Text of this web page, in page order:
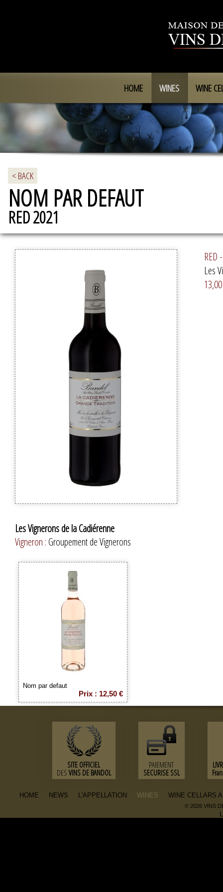
HOME WINES WINE
< BACK
NOM PAR DEFAUT
RED 2021
RED
Les
Les Vignerons de la Cadiérenne
Vigneron : Groupement de Vignerons
Nom par defaut
Prix : 12,50 €
SITE OFFICIEL
DES VINS DE BANDOL
PAIEMENT
SECURISE SSL
HOME NEWS L'APPELLATION WINES WINE CELLARS
© 2026 VINS